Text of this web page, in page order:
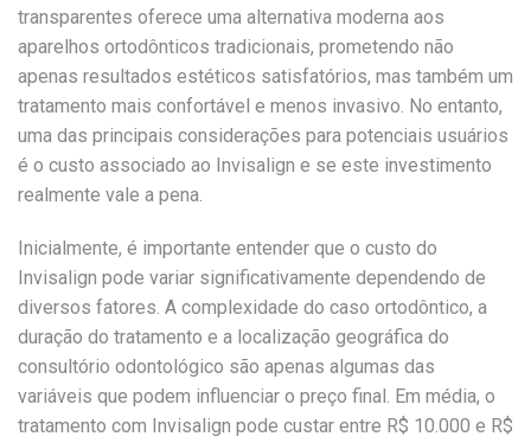
transparentes oferece uma alternativa moderna aos
aparelhos ortodônticos tradicionais, prometendo não
apenas resultados estéticos satisfatórios, mas também um
tratamento mais confortável e menos invasivo. No entanto,
uma das principais considerações para potenciais usuários
é o custo associado ao Invisalign e se este investimento
realmente vale a pena.
Inicialmente, é importante entender que o custo do
Invisalign pode variar significativamente dependendo de
diversos fatores. A complexidade do caso ortodôntico, a
duração do tratamento e a localização geográfica do
consultório odontológico são apenas algumas das
variáveis que podem influenciar o preço final. Em média, o
tratamento com Invisalign pode custar entre R$ 10.000 e R$